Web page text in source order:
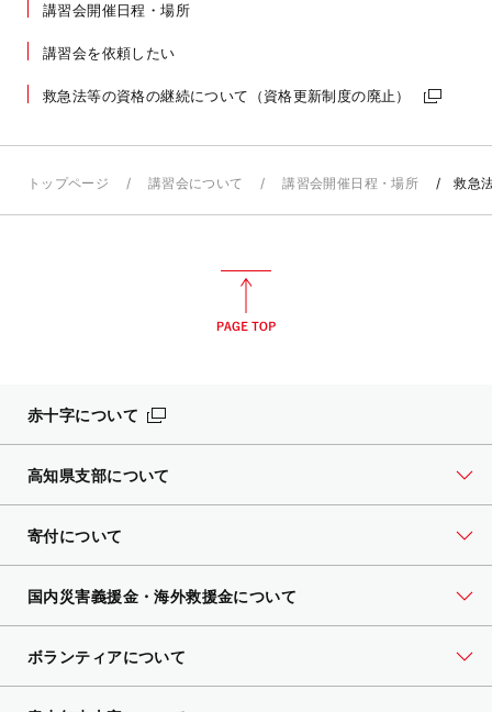
講習会開催日程・場所
講習会を依頼したい
救急法等の資格の継続について（資格更新制度の廃止）
トップページ 講習会について 講習会開催日程・場所 救急
赤十字について
高知県支部について
寄付について
国内災害義援金・海外救援金について
ボランティアについて